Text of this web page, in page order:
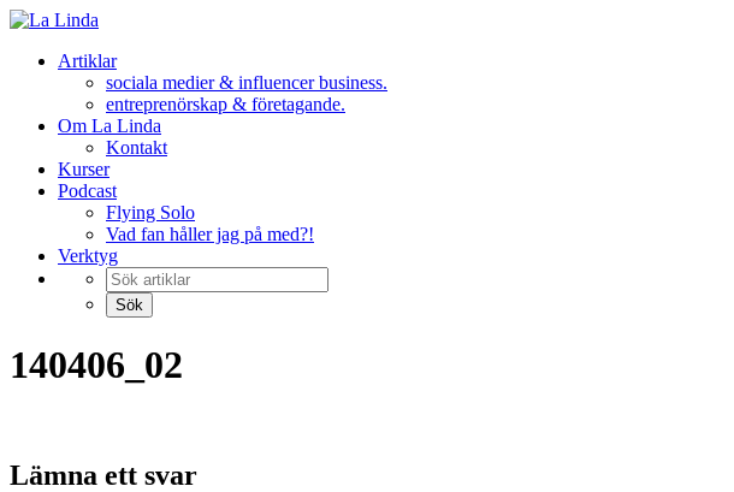
Hoppa
innehållArtiklar
sociala medier & influencer business.
entreprenörskap & företagande.
Om La Linda
Kontakt
Kurser
Podcast
Flying Solo
Vad fan håller jag på med?!
Verktyg
140406_02
Lämna ett svar